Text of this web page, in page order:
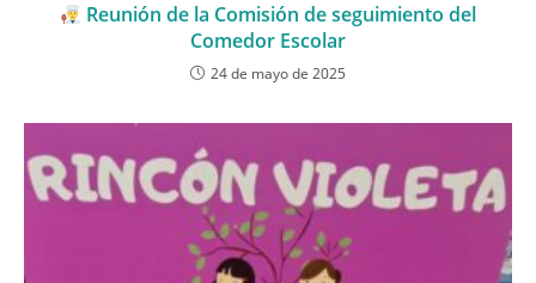
Reunión de la Comisión de seguimiento del
Comedor Escolar
24 de mayo de 2025